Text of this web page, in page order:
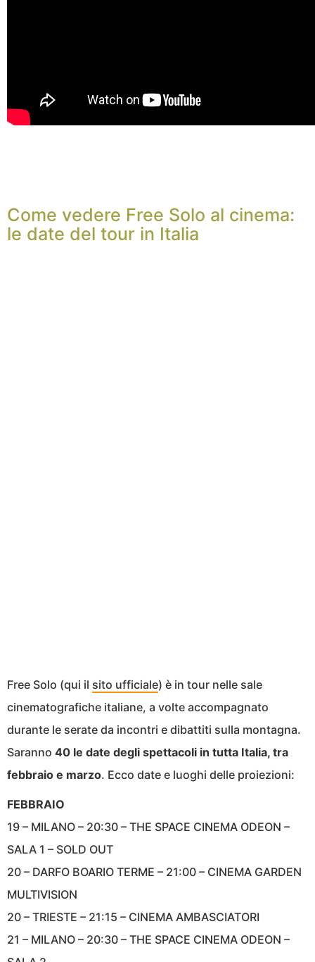
Come vedere Free Solo al cinema:
le date del tour in Italia
Free Solo (qui il sito ufficiale) è in tour nelle sale
cinematografiche italiane, a volte accompagnato
durante le serate da incontri e dibattiti sulla montagna.
Saranno 40 le date degli spettacoli in tutta Italia, tra
febbraio e marzo. Ecco date e luoghi delle proiezioni:
FEBBRAIO
19 – MILANO – 20:30 – THE SPACE CINEMA ODEON –
SALA 1 – SOLD OUT
20 – DARFO BOARIO TERME – 21:00 – CINEMA GARDEN
MULTIVISION
20 – TRIESTE – 21:15 – CINEMA AMBASCIATORI
21 – MILANO – 20:30 – THE SPACE CINEMA ODEON –